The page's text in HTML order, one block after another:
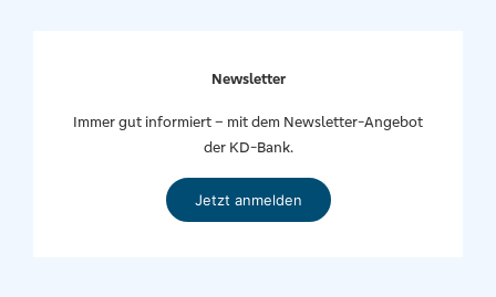
Newsletter
Immer gut informiert – mit dem Newsletter-Angebot
der KD-Bank.
Jetzt anmelden